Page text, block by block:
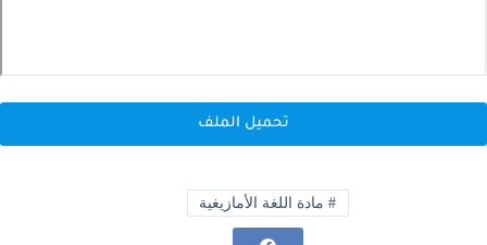
تحميل الملف
#مادة اللغة الأمازيغية